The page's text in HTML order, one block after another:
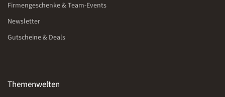
Firmengeschenke & Team-Events
Newsletter
Gutscheine & Deals
Themenwelten